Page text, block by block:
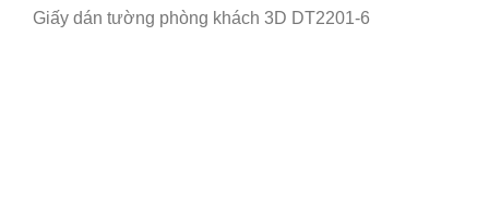
Giấy dán tường phòng khách 3D DT2201-6